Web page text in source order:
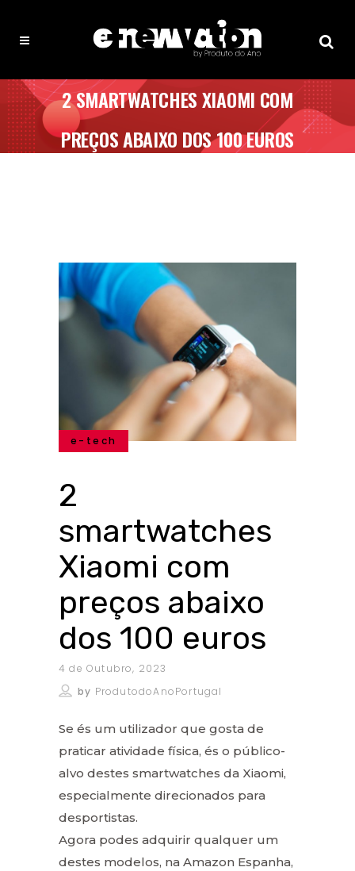
2 SMARTWATCHES XIAOMI COM
PREÇOS ABAIXO DOS 100 EUROS
e-tech
2
smartwatches
Xiaomi com
preços abaixo
dos 100 euros
4 de Outubro, 2023
by ProdutodoAnoPortugal
Se és um utilizador que gosta de
praticar atividade física, és o público-
alvo destes smartwatches da Xiaomi,
especialmente direcionados para
desportistas.
Agora podes adquirir qualquer um
destes modelos, na Amazon Espanha,